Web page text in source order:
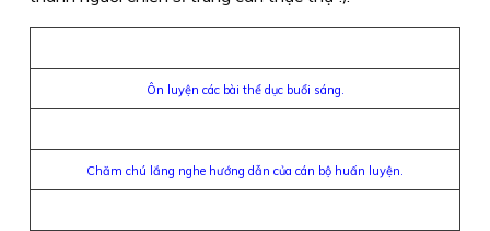
Ôn luyện các bài thể dục buổi sáng.
Chăm chú lắng nghe hướng dẫn của cán bộ huấn luyện.